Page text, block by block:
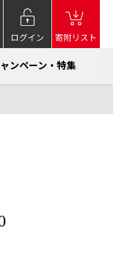
ログイン 寄附リスト
ンペーン・特集